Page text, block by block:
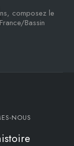
composez le
Bassin
NOUS